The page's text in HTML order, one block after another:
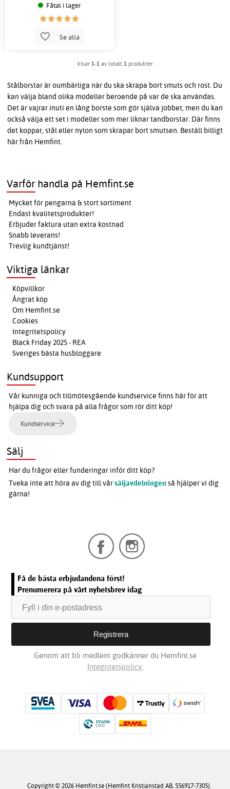
Fåtal i lager
Se alla
Visar 1-1 av totalt 1 produkter
Stålborstar är oumbärliga när du ska skrapa bort smuts och rost. Du
kan välja bland olika modeller beroende på var de ska användas.
Det är vajrar inuti en lång borste som gör själva jobbet, men du kan
också välja ett set i modeller som mer liknar tandborstar. Där finns
det koppar, stål eller nylon som skrapar bort smutsen. Beställ billigt
här från Hemfint.
Varför handla på Hemfint.se
Mycket för pengarna & stort sortiment
Endast kvalitetsprodukter!
Erbjuder faktura utan extra kostnad
Snabb leverans!
Trevlig kundtjänst!
Viktiga länkar
Köpvillkor
Ångrat köp
Om Hemfint.se
Cookies
Integritetspolicy
Black Friday 2025 - REA
Sveriges bästa husbloggare
Kundsupport
Vår kunniga och tillmötesgående kundservice finns här för att
hjälpa dig och svara på alla frågor som rör ditt köp!
Kundservice
Sälj
Har du frågor eller funderingar inför ditt köp?
Tveka inte att höra av dig till vårsäljavdelningen så hjälper vi dig
gärna!
Få de bästa erbjudandena först!
Prenumerera på vårt nyhetsbrev idag
Genom att bli medlem godkänner du Hemfint.se
Integritetspolicy.
Copyright © 2026 Hemfint.se (Hemfint Kristianstad AB, 556917-7305).